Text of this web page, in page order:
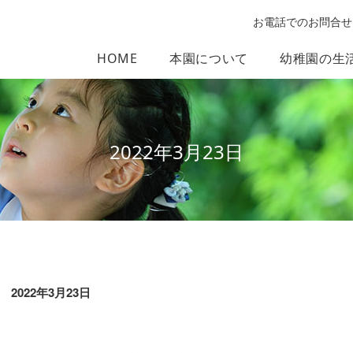
2022年3月23日
2022年3月23日
お電話でのお問合せ
HOME 本園について 幼稚園の生